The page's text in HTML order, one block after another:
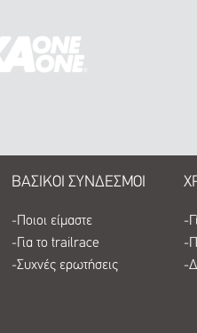
ΒΑΣΙΚΟΙ ΣΥΝΔΕΣΜΟΙ
- Ποιοι είμαστε
- Για το trailrace
-Συχνές ερωτήσεις
-
-
-